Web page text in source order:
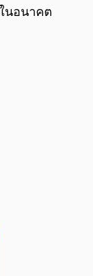
นอนาคต